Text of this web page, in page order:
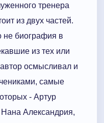
тренера
из двух частей.
не биография в
из тех или
осмысливал и
самые
- Артур
Александрия,